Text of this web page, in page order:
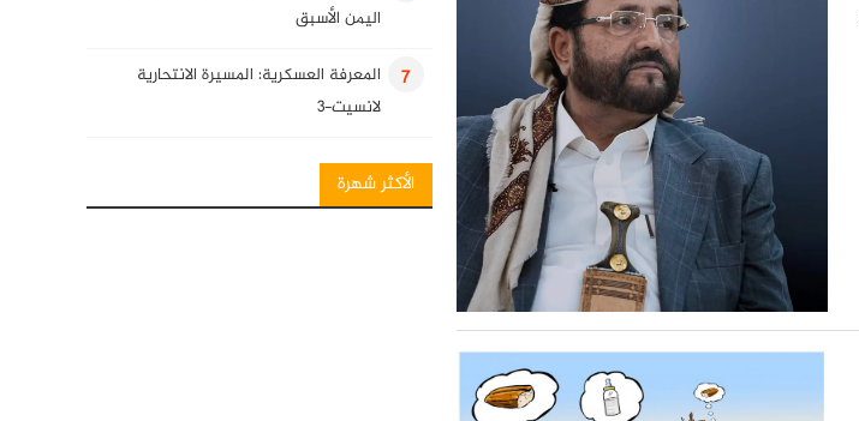
اليمن الأسبق
7
المعرفة العسكرية: المسيرة الانتحارية
لانسيت-3
8 انفوغرافيك: فصائل المقاومة العراقية
الأكثر شهرة